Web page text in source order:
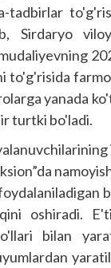
tadbirlar
Sirdaryo
to'g'risida
yanada
turtki bo'ladi.
oshiradi.
bilan